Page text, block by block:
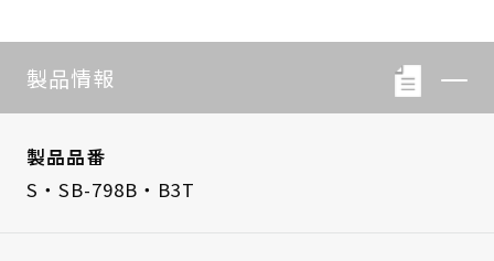
製品情報
製品品番
S・SB-798B・B3T